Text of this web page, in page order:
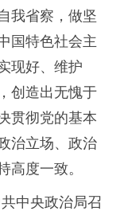
我省察，做坚
国特色社会主
现好、维护
创造出无愧于
贯彻党的基本
治立场、政治
度一致。
中央政治局召